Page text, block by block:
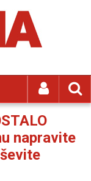
napravite